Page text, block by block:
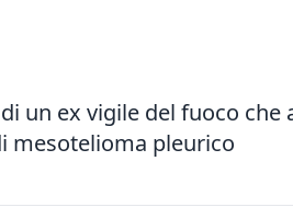
un ex vigile del fuoco che
mesotelioma pleurico